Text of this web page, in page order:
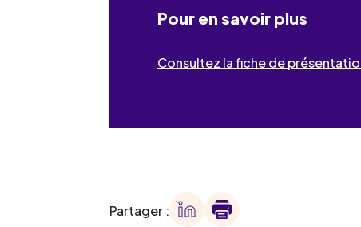
Pour en savoir plus
Consultez la fiche de
Partager :